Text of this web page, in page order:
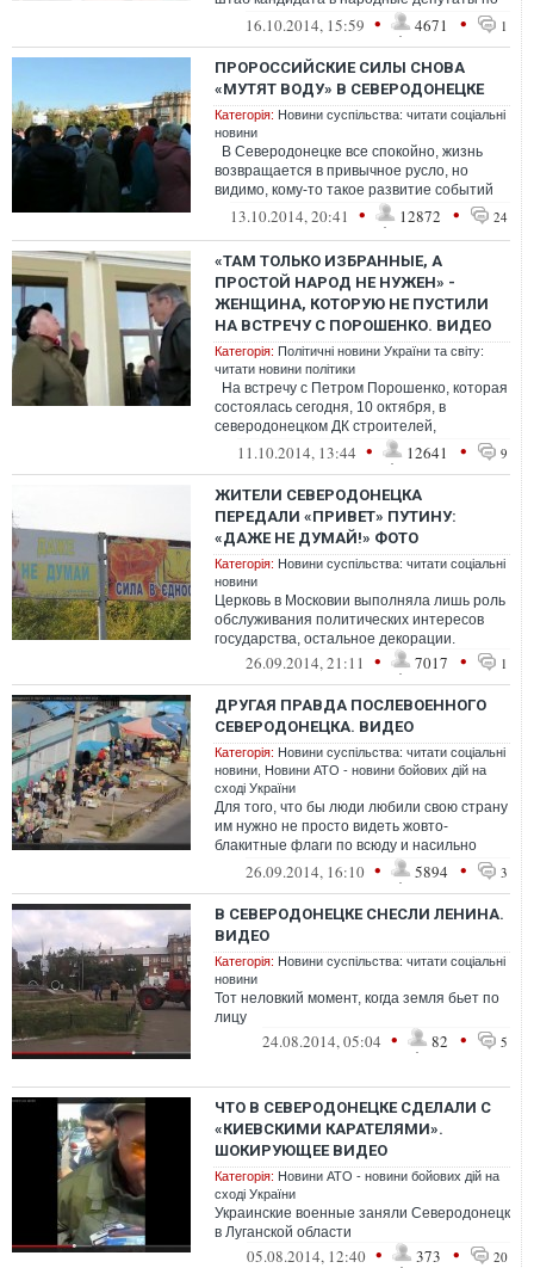
106 округу от "Оппозиционного...
16.10.2014, 15:59 • 4671 • 1
ПРОРОССИЙСКИЕ СИЛЫ СНОВА
«МУТЯТ ВОДУ» В СЕВЕРОДОНЕЦКЕ
Категорія: Новини суспільства: читати соціальні
новини
В Северодонецке все спокойно, жизнь
возвращается в привычное русло, но
видимо, кому-то такое развитие событий
не совсем по душе. Сегодня загля...
13.10.2014, 20:41 • 12872 • 24
«ТАМ ТОЛЬКО ИЗБРАННЫЕ, А
ПРОСТОЙ НАРОД НЕ НУЖЕН» -
ЖЕНЩИНА, КОТОРУЮ НЕ ПУСТИЛИ
НА ВСТРЕЧУ С ПОРОШЕНКО. ВИДЕО
Категорія: Політичні новини України та світу:
читати новини політики
На встречу с Петром Порошенко, которая
состоялась сегодня, 10 октября, в
северодонецком ДК строителей,
пропускали только по заранее
11.10.2014, 13:44 • 12641 • 9
ЖИТЕЛИ СЕВЕРОДОНЕЦКА
ПЕРЕДАЛИ «ПРИВЕТ» ПУТИНУ:
«ДАЖЕ НЕ ДУМАЙ!» ФОТО
Категорія: Новини суспільства: читати соціальні
новини
Церковь в Московии выполняла лишь роль
обслуживания политических интересов
государства, остальное декорации.
26.09.2014, 21:11 • 7017 • 1
ДРУГАЯ ПРАВДА ПОСЛЕВОЕННОГО
СЕВЕРОДОНЕЦКА. ВИДЕО
Категорія: Новини суспільства: читати соціальні
новини Новини АТО - новини бойових дій на
сході України
Для того, что бы люди любили свою страну
им нужно не просто видеть жовто-
блакитные флаги по всюду и насильно
петь гимн по утрам в школе, а
26.09.2014, 16:10 • 5894 • 3
В СЕВЕРОДОНЕЦКЕ СНЕСЛИ ЛЕНИНА.
ВИДЕО
Категорія: Новини суспільства: читати соціальні
новини
Тот неловкий момент, когда земля бьет по
лицу
24.08.2014, 05:04 • 82 • 5
ЧТО В СЕВЕРОДОНЕЦКЕ СДЕЛАЛИ С
«КИЕВСКИМИ КАРАТЕЛЯМИ».
ШОКИРУЮЩЕЕ ВИДЕО
Категорія: Новини АТО - новини бойових дій на
сході України
Украинские военные заняли Северодонецк
в Луганской области
05.08.2014, 12:40 • 373 • 20